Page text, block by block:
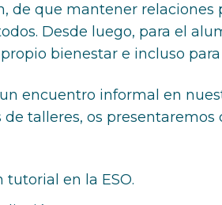
de que mantener relaciones
Desde luego, para el
bienestar e incluso
encuentro informal en
talleres, os presentaremos
en la ESO.